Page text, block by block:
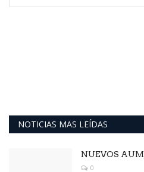
NOTICIAS MAS LEÍDAS
NUEVOS
0